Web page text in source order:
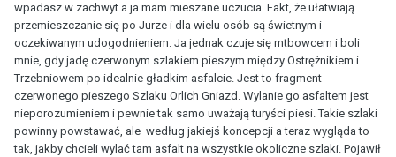
wpadasz w zachwyt a ja mam mieszane uczucia. Fakt, że ułatwiają
przemieszczanie się po Jurze i dla wielu osób są świetnym i
oczekiwanym udogodnieniem. Ja jednak czuje się mtbowcem i boli
mnie, gdy jadę czerwonym szlakiem pieszym między Ostrężnikiem i
Trzebniowem po idealnie gładkim asfalcie. Jest to fragment
czerwonego pieszego Szlaku Orlich Gniazd. Wylanie go asfaltem jest
nieporozumieniem i pewnie tak samo uważają turyści piesi. Takie szlaki
powinny powstawać, ale według jakiejś koncepcji a teraz wygląda to
tak, jakby chcieli wylać tam asfalt na wszystkie okoliczne szlaki. Pojawił